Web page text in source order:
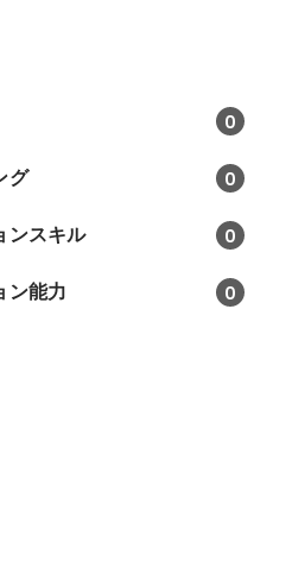
0
グ 0
ンスキル 0
ン能力 0